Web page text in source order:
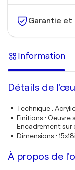
Garantie et
Information
Détails de
Technique:
Finitions : Oeuvre
Encadrement sur
Dimensions :
À propos de